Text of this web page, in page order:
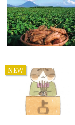
NEW